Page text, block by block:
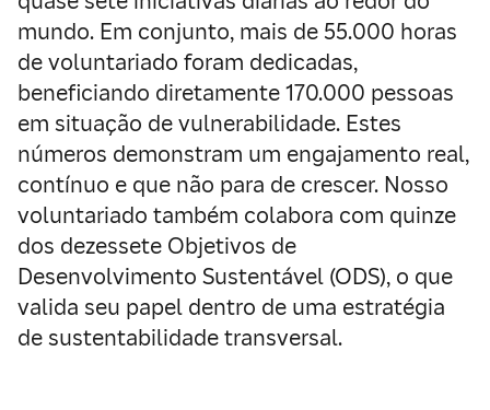
mundo. Em conjunto, mais de 55.000 horas
de voluntariado foram dedicadas,
beneficiando diretamente 170.000 pessoas
em situação de vulnerabilidade. Estes
números demonstram um engajamento real,
contínuo e que não para de crescer. Nosso
voluntariado também colabora com quinze
dos dezessete Objetivos de
Desenvolvimento Sustentável (ODS), o que
valida seu papel dentro de uma estratégia
de sustentabilidade transversal.